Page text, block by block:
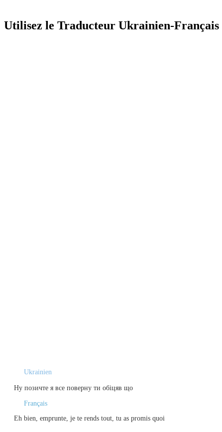
Utilisez le Traducteur Ukrainien-Français
Ukrainien
Ну позичте я все поверну ти обіцяв що
Français
Eh bien, emprunte, je te rends tout, tu as promis quoi